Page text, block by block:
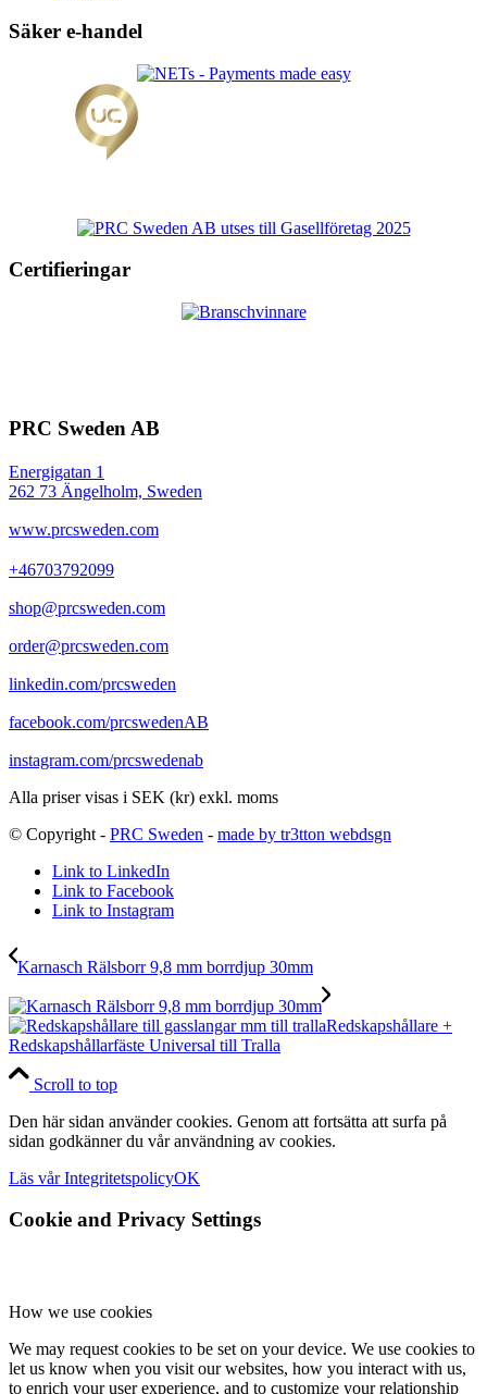
Säker e-handel
Certifieringar
PRC Sweden AB
Energigatan 1
262 73 Ängelholm, Sweden
www.prcsweden.com
+46703792099
shop@prcsweden.com
order@prcsweden.com
linkedin.com/prcsweden
facebook.com/prcswedenAB
instagram.com/prcswedenab
Alla priser visas i SEK (kr) exkl. moms
© Copyright - PRC Sweden - made by tr3tton webdsgn
Link to LinkedIn
Link to Facebook
Link to Instagram
Karnasch Rälsborr 9,8 mm borrdjup 30mm
Redskapshållare +
Redskapshållarfäste Universal till Tralla
Scroll to top
Den här sidan använder cookies. Genom att fortsätta att surfa på
sidan godkänner du vår användning av cookies.
Läs vår IntegritetspolicyOK
Cookie and Privacy Settings
How we use cookies
We may request cookies to be set on your device. We use cookies to
let us know when you visit our websites, how you interact with us,
to enrich your user experience, and to customize your relationship